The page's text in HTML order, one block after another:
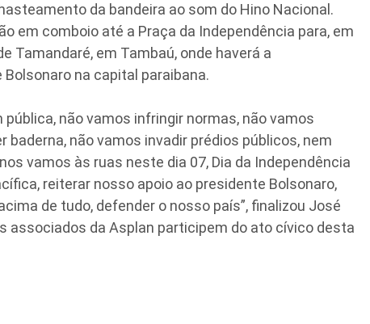
da bandeira ao som do Hino Nacional.
em comboio até a Praça da Independência para, em
Tamandaré, em Tambaú, onde haverá a
na capital paraibana.
não vamos infringir normas, não vamos
baderna, não vamos invadir prédios públicos, nem
vamos às ruas neste dia 07, Dia da Independência
reiterar nosso apoio ao presidente Bolsonaro,
de tudo, defender o nosso país”, finalizou José
associados da Asplan participem do ato cívico desta